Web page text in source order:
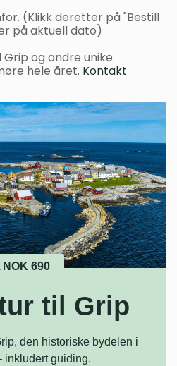
(Klikk deretter på "Bestill
på aktuell dato)
og andre unike
hele året. Kontakt